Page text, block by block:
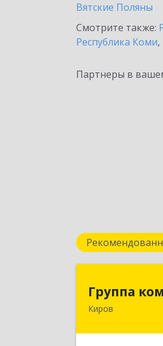
Вятские Поляны
Смотрите также:
Республика Коми,
Партнеры в
Группа
Киров